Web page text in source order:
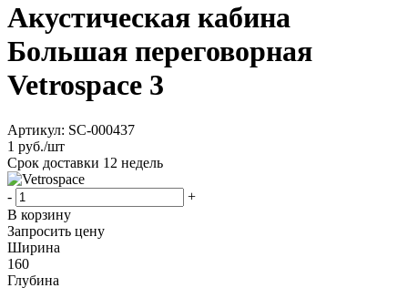
Акустическая кабина
Большая переговорная
Vetrospace 3
Артикул: SC-000437
1 руб./шт
Срок доставки 12 недель
-
+
В корзину
Запросить цену
Ширина
160
Глубина